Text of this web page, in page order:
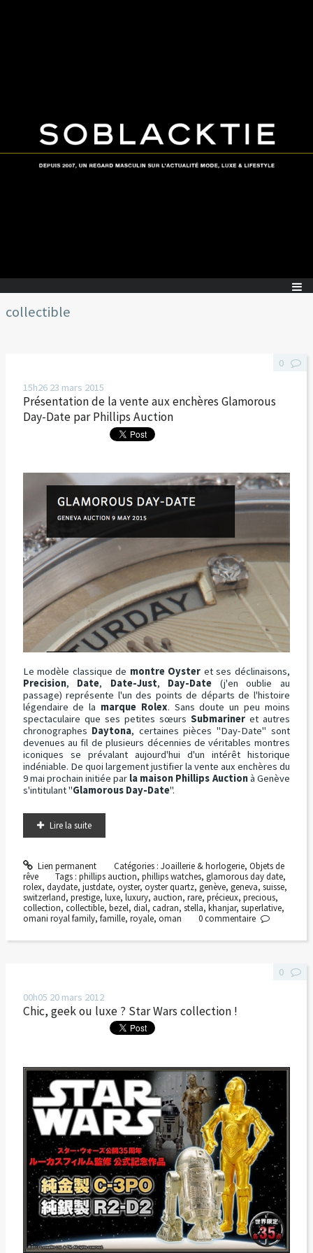
collectible
15h26 23 mars 2015
Présentation de la vente aux enchères Glamorous
Day-Date par Phillips Auction
Le modèle classique de montre Oyster et ses déclinaisons,
Precision, Date, Date-Just, Day-Date (j'en oublie au
passage) représente l'un des points de départs de l'histoire
légendaire de la marque Rolex. Sans doute un peu moins
spectaculaire que ses petites sœurs Submarineret autres
chronographes Daytona, certaines pièces "Day-Date" sont
devenues au fil de plusieurs décennies de véritables montres
iconiques se prévalant aujourd'hui d'un intérêt historique
indéniable. De quoi largement justifier la vente aux enchères du
9 mai prochain initiée par la maison Phillips Auctionà Genève
s'intitulant "Glamorous Day-Date".
Lire la suite
Lien permanent Catégories : Joaillerie & horlogerie, Objets de
rêve
Tags :phillips auction,phillips watches,glamorous day date,
rolex, daydate, justdate, oyster, oyster quartz, genève, geneva, suisse,
switzerland, prestige, luxe, luxury, auction, rare, précieux, precious,
collection, collectible, bezel, dial, cadran, stella, khanjar, superlative,
omani royal family, famille, royale, oman
0
0commentaire
00h05 20 mars 2012
Chic, geek ou luxe ? Star Wars collection !
0